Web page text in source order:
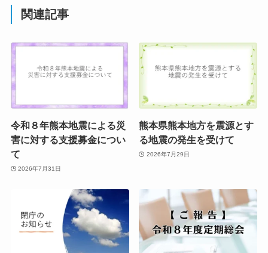
関連記事
令和８年熊本地震による災
害に対する支援募金につい
て
2026年7月31日
熊本県熊本地方を震源とす
る地震の発生を受けて
2026年7月29日